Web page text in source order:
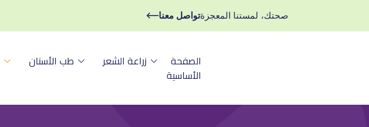
صحتك، لمستنا المعجزةتواصل معنا
الصفحة
الأساسية
زراعة الشعر طب الأسنان